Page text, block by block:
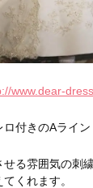
www.dear-
付きのAライン
る雰囲気の刺
くれます。